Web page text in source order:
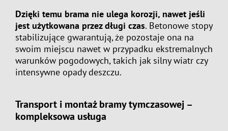
Dzięki temu brama nie ulega korozji, nawet jeśli
jest użytkowana przez długi czas. Betonowe stopy
stabilizujące gwarantują, że pozostaje ona na
swoim miejscu nawet w przypadku ekstremalnych
warunków pogodowych, takich jak silny wiatr czy
intensywne opady deszczu.
Transport i montaż bramy tymczasowej –
kompleksowa usługa